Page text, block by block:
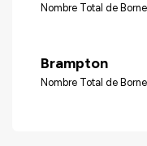
Nombre Total de
Brampton
Nombre Total de